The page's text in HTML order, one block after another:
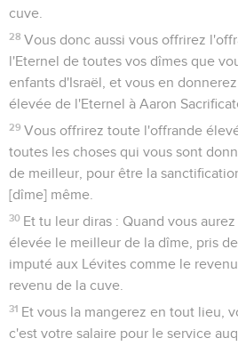
cuve.
28 Vous donc aussi vous offrirez
l'Eternel de toutes vos dîmes que
enfants d'Israël, et vous en
élevée de l'Eternel à Aaron
29 Vous offrirez toute l'offrande
toutes les choses qui vous sont
de meilleur, pour être la
[dîme] même.
30 Et tu leur diras : Quand vous
élevée le meilleur de la dîme, pris
imputé aux Lévites comme le
revenu de la cuve.
31 Et vous la mangerez en tout lieu,
c'est votre salaire pour le service